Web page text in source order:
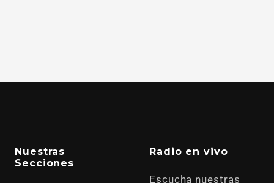
Nuestras
Secciones
Radio en vivo
Escucha nuestras